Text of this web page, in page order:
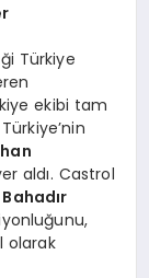
Türkiye
ekibi tam
aldı. Castrol
Bahadır
olarak